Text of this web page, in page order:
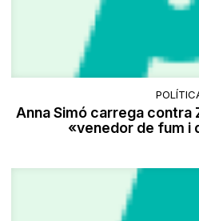
Anna Simó carrega
«venedor de fum i